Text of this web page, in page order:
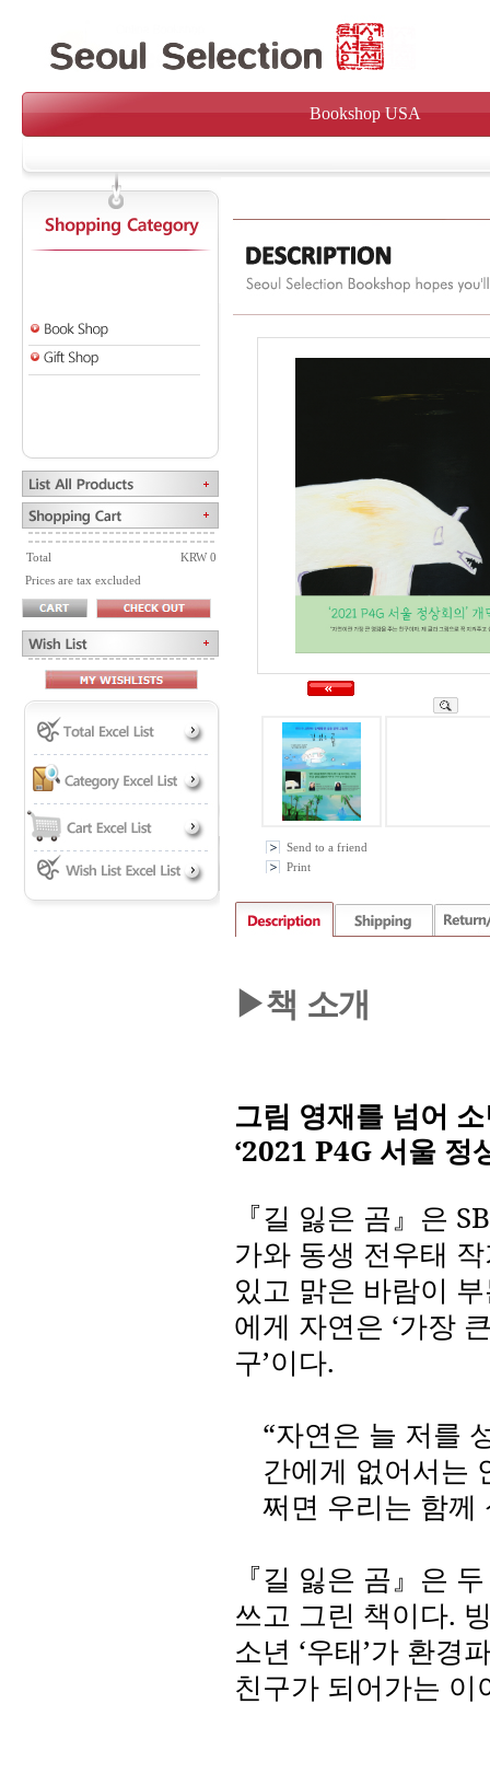
Bookshop USA
Total
KRW 0
Prices are tax excluded
Send to a friend
Print
▶책 소개
그림 영재를 넘어
‘2021 P4G 서울 정
『길 잃은 곰』은
가와 동생 전우태
있고 맑은 바람이
에게 자연은 ‘가장
구’이다.
“자연은 늘 저를
간에게 없어서는
쩌면 우리는 함께
『길 잃은 곰』은
쓰고 그린 책이다.
소년 ‘우태’가 환경
친구가 되어가는 이